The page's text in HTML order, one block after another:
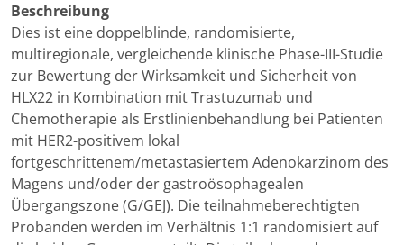
Beschreibung
Dies ist eine doppelblinde, randomisierte,
multiregionale, vergleichende klinische Phase-III-Studie
zur Bewertung der Wirksamkeit und Sicherheit von
HLX22 in Kombination mit Trastuzumab und
Chemotherapie als Erstlinienbehandlung bei Patienten
mit HER2-positivem lokal
fortgeschrittenem/metastasiertem Adenokarzinom des
Magens und/oder der gastroösophagealen
Übergangszone (G/GEJ). Die teilnahmeberechtigten
Probanden werden im Verhältnis 1:1 randomisiert auf